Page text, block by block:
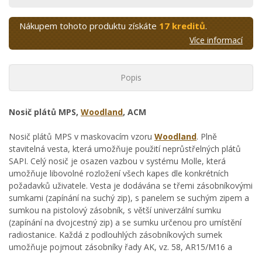
Nákupem tohoto produktu získáte 17 kreditů.
Více informací
Popis
Nosič plátů MPS, Woodland, ACM
Nosič plátů MPS v maskovacím vzoru Woodland. Plně
stavitelná vesta, která umožňuje použití neprůstřelných plátů
SAPI. Celý nosič je osazen vazbou v systému Molle, která
umožňuje libovolné rozložení všech kapes dle konkrétních
požadavků uživatele. Vesta je dodávána se třemi zásobníkovými
sumkami (zapínání na suchý zip), s panelem se suchým zipem a
sumkou na pistolový zásobník, s větší univerzální sumku
(zapínání na dvojcestný zip) a se sumku určenou pro umístění
radiostanice. Každá z podlouhlých zásobníkových sumek
umožňuje pojmout zásobníky řady AK, vz. 58, AR15/M16 a